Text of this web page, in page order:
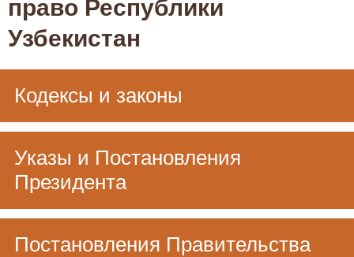
право Республики
Узбекистан
Кодексы и законы
Указы и Постановления
Президента
Постановления Правительства